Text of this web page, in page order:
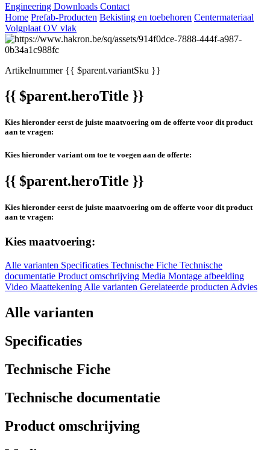
Engineering Downloads Contact
Home Prefab-Producten Bekisting en toebehoren Centermateriaal
Volgplaat OV vlak
Artikelnummer{{ $parent.variantSku }}
{{ $parent.heroTitle }}
Kies hieronder eerst de juiste maatvoering om de offerte voor dit product
aan te vragen:
Kies hieronder variant om toe te voegen aan de offerte:
{{ $parent.heroTitle }}
Kies hieronder eerst de juiste maatvoering om de offerte voor dit product
aan te vragen:
Kies maatvoering:
Alle varianten Specificaties Technische Fiche Technische
documentatie Product omschrijving Media Montage afbeelding
Video Maattekening Alle varianten Gerelateerde producten Advies
Alle varianten
Specificaties
Technische Fiche
Technische documentatie
Product omschrijving